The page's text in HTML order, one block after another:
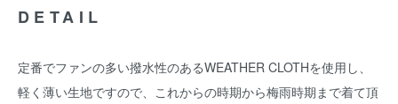
DETAIL
定番でファンの多い撥水性のあるWEATHER CLOTHを使用し、
軽く薄い生地ですので、これからの時期から梅雨時期まで着て頂